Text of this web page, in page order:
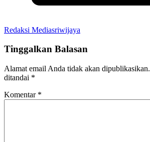
Redaksi Mediasriwijaya
Tinggalkan Balasan
Alamat email Anda tidak akan dipublikasikan.
ditandai *
Komentar *